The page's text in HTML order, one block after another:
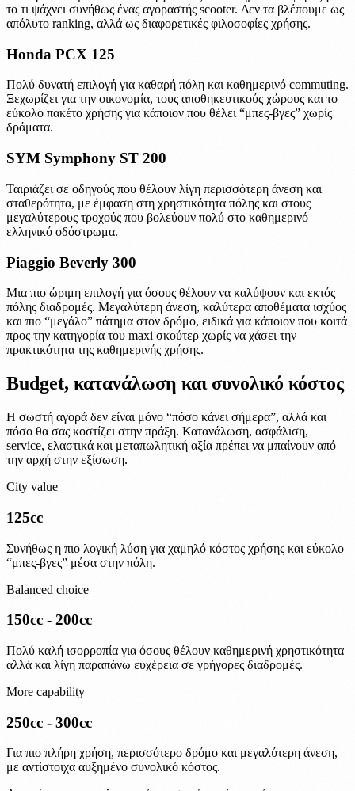
το τι ψάχνει συνήθως ένας αγοραστής scooter. Δεν τα βλέπουμε ως
απόλυτο ranking, αλλά ως διαφορετικές φιλοσοφίες χρήσης.
Honda PCX 125
Πολύ δυνατή επιλογή για καθαρή πόλη και καθημερινό commuting.
Ξεχωρίζει για την οικονομία, τους αποθηκευτικούς χώρους και το
εύκολο πακέτο χρήσης για κάποιον που θέλει “μπες-βγες” χωρίς
δράματα.
SYM Symphony ST 200
Ταιριάζει σε οδηγούς που θέλουν λίγη περισσότερη άνεση και
σταθερότητα, με έμφαση στη χρηστικότητα πόλης και στους
μεγαλύτερους τροχούς που βολεύουν πολύ στο καθημερινό
ελληνικό οδόστρωμα.
Piaggio Beverly 300
Μια πιο ώριμη επιλογή για όσους θέλουν να καλύψουν και εκτός
πόλης διαδρομές. Μεγαλύτερη άνεση, καλύτερα αποθέματα ισχύος
και πιο “μεγάλο” πάτημα στον δρόμο, ειδικά για κάποιον που κοιτά
προς την κατηγορία του maxi σκούτερ χωρίς να χάσει την
πρακτικότητα της καθημερινής χρήσης.
Budget, κατανάλωση και συνολικό κόστος
Η σωστή αγορά δεν είναι μόνο “πόσο κάνει σήμερα”, αλλά και
πόσο θα σας κοστίζει στην πράξη. Κατανάλωση, ασφάλιση,
service, ελαστικά και μεταπωλητική αξία πρέπει να μπαίνουν από
την αρχή στην εξίσωση.
City value
125cc
Συνήθως η πιο λογική λύση για χαμηλό κόστος χρήσης και εύκολο
“μπες-βγες” μέσα στην πόλη.
Balanced choice
150cc - 200cc
Πολύ καλή ισορροπία για όσους θέλουν καθημερινή χρηστικότητα
αλλά και λίγη παραπάνω ευχέρεια σε γρήγορες διαδρομές.
More capability
250cc - 300cc
Για πιο πλήρη χρήση, περισσότερο δρόμο και μεγαλύτερη άνεση,
με αντίστοιχα αυξημένο συνολικό κόστος.